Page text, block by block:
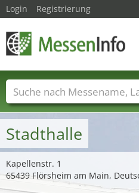
Stadthalle
Kapellenstr. 1
65439 Flörsheim am Main,
Login Registrierung
Messenamen Länder
Dienstleisterbranchen